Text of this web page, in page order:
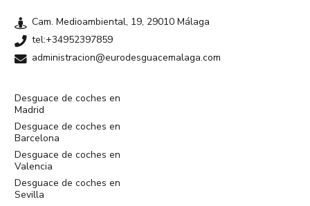
Cam. Medioambiental, 19, 29010 Málaga
tel:+34952397859
administracion@eurodesguacemalaga.com
Desguace de coches en
Madrid
Desguace de coches en
Barcelona
Desguace de coches en
Valencia
Desguace de coches en
Sevilla